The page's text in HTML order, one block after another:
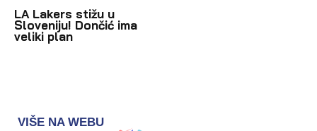
LA Lakers stižu u
Sloveniju! Dončić ima
veliki plan